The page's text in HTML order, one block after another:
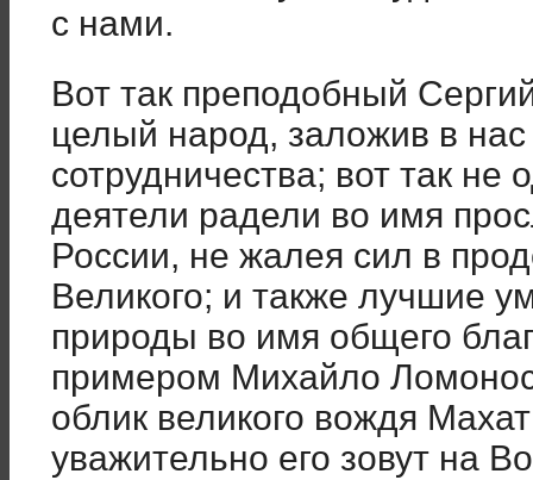
с нами.
Вот так преподобный
целый народ, заложив в
сотрудничества; вот так не
деятели радели во имя
России, не жалея сил в
Великого; и также лучшие
природы во имя общего
примером Михайло
облик великого вождя
уважительно его зовут на